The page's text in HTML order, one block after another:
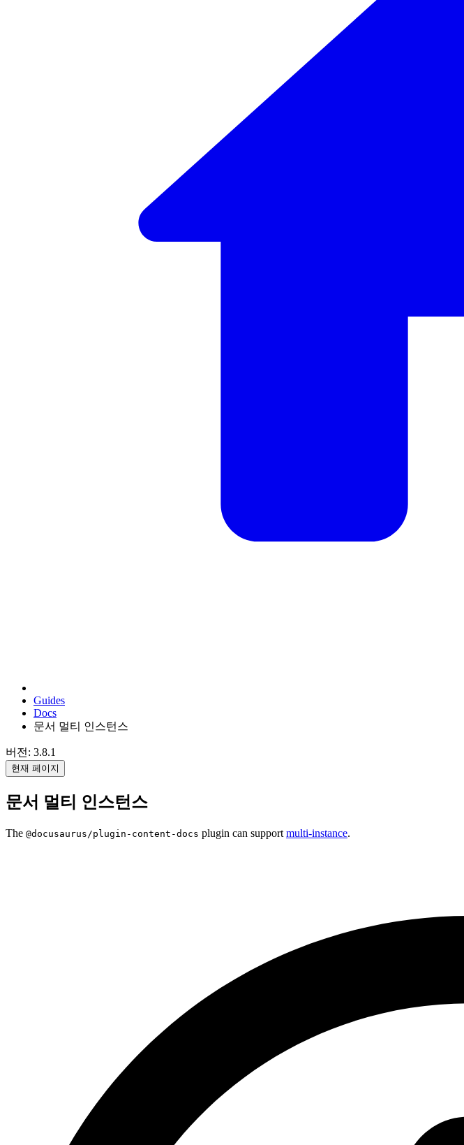
Guides
Docs
문서 멀티 인스턴스
버전: 3.8.1
현재 페이지
문서 멀티 인스턴스
The @docusaurus/plugin-content-docs plugin can support multi-instance.